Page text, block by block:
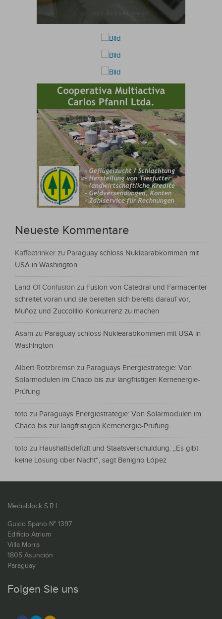
Neueste Kommentare
Kaffeetrinker zu Paraguay schloss Nuklearabkommen mit
USA in Washington
Land Of Confusion zu Fusion von Catedral und Farmacenter
schreitet voran und sie bereiten sich bereits darauf vor,
Muñoz und Zuccolillo Konkurrenz zu machen
Asam zu Paraguay schloss Nuklearabkommen mit USA in
Washington
Albert Rotzbremsn zu Paraguays Energiestrategie: Von
Solarmodulen im Chaco bis zur langfristigen Kernenergie-
Prüfung
toto zu Paraguays Energiestrategie: Von Solarmodulen im
Chaco bis zur langfristigen Kernenergie-Prüfung
toto zu Haushaltsdefizit und Staatsverschuldung: „Es gibt
keine Lösung über Nacht“, sagt Benigno López
Mediablock S.R.L.
Guido Spano N° 1397
Edificio Atrium
Villa Morra
1805 Asunción
Paraguay
Folgen Sie uns